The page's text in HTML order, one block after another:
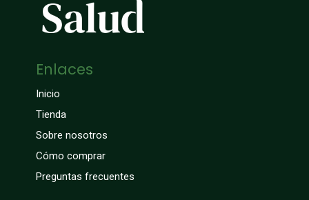
Enlaces
Inicio
Tienda
Sobre nosotros
Cómo comprar
Preguntas frecuentes